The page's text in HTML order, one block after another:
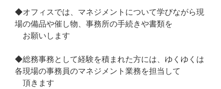
◆オフィスでは、マネジメントについて学びながら現
場の備品や催し物、事務所の手続きや書類を
お願いします
◆総務事務として経験を積まれた方には、ゆくゆくは
各現場の事務員のマネジメント業務を担当して
頂きます